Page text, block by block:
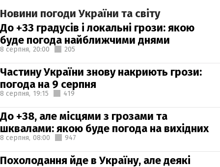
Новини погоди України та світу
До +33 градусів і локальні грози: якою
буде погода найближчими днями
8 серпня, 20:00 205
Частину України знову накриють грози:
погода на 9 серпня
8 серпня, 19:15 419
До +38, але місцями з грозами та
шквалами: якою буде погода на вихідних
8 серпня, 08:00 947
Похолодання йде в Україну, але деякі